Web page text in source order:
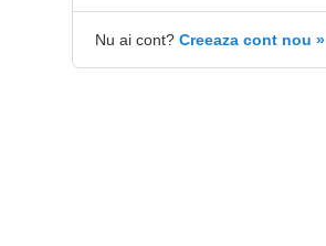
Nu ai cont? Creeaza cont nou »